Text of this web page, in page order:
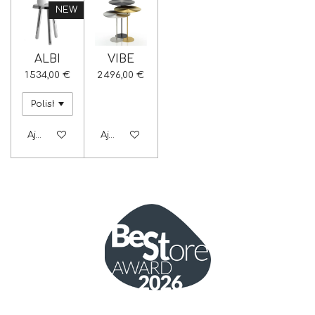
NEW
ALBI
1 534,00 €
Ajouter au panier
VIBE
2 496,00 €
Ajouter au panier